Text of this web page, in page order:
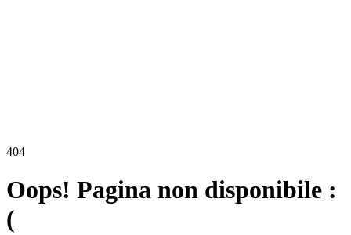
404
Oops! Pagina non disponibile :
(